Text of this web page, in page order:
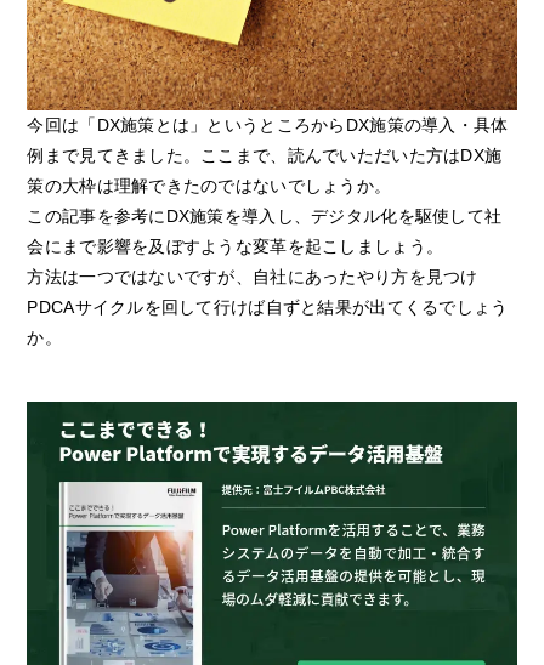
今回は「DX施策とは」というところからDX施策の導入・具体
例まで見てきました。ここまで、読んでいただいた方はDX施
策の大枠は理解できたのではないでしょうか。
この記事を参考にDX施策を導入し、デジタル化を駆使して社
会にまで影響を及ぼすような変革を起こしましょう。
方法は一つではないですが、自社にあったやり方を見つけ
PDCAサイクルを回して行けば自ずと結果が出てくるでしょう
か。